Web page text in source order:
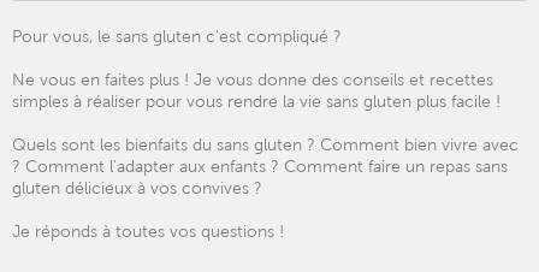
Pour vous, le sans gluten c'est compliqué ?
Ne vous en faites plus ! Je vous donne des conseils et recettes
simples à réaliser pour vous rendre la vie sans gluten plus facile !
Quels sont les bienfaits du sans gluten ? Comment bien vivre avec
? Comment l'adapter aux enfants ? Comment faire un repas sans
gluten délicieux à vos convives ?
Je réponds à toutes vos questions !